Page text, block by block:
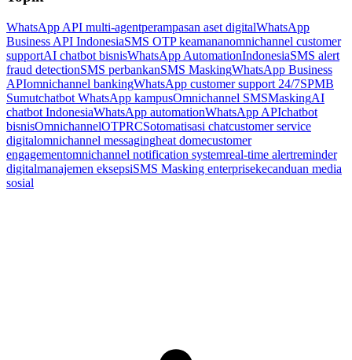
WhatsApp API multi-agentperampasan aset digitalWhatsApp
Business API IndonesiaSMS OTP keamananomnichannel customer
supportAI chatbot bisnisWhatsApp AutomationIndonesiaSMS alert
fraud detectionSMS perbankanSMS MaskingWhatsApp Business
APIomnichannel bankingWhatsApp customer support 24/7SPMB
Sumutchatbot WhatsApp kampusOmnichannel SMSMaskingAI
chatbot IndonesiaWhatsApp automationWhatsApp APIchatbot
bisnisOmnichannelOTPRCSotomatisasi chatcustomer service
digitalomnichannel messagingheat domecustomer
engagementomnichannel notification systemreal-time alertreminder
digitalmanajemen eksepsiSMS Masking enterprisekecanduan media
sosial